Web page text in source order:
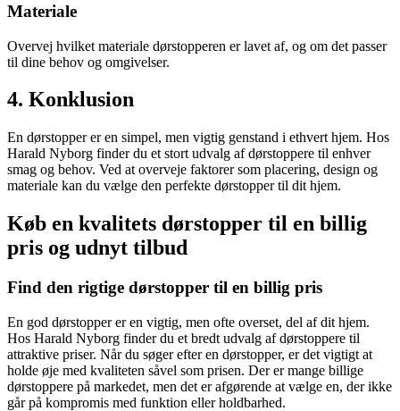
Materiale
Overvej hvilket materiale dørstopperen er lavet af, og om det passer
til dine behov og omgivelser.
4. Konklusion
En dørstopper er en simpel, men vigtig genstand i ethvert hjem. Hos
Harald Nyborg finder du et stort udvalg af dørstoppere til enhver
smag og behov. Ved at overveje faktorer som placering, design og
materiale kan du vælge den perfekte dørstopper til dit hjem.
Køb en kvalitets dørstopper til en billig
pris og udnyt tilbud
Find den rigtige dørstopper til en billig pris
En god dørstopper er en vigtig, men ofte overset, del af dit hjem.
Hos Harald Nyborg finder du et bredt udvalg af dørstoppere til
attraktive priser. Når du søger efter en dørstopper, er det vigtigt at
holde øje med kvaliteten såvel som prisen. Der er mange billige
dørstoppere på markedet, men det er afgørende at vælge en, der ikke
går på kompromis med funktion eller holdbarhed.